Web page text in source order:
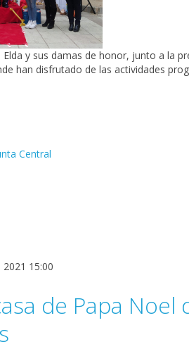
y sus damas de honor, junto a la
han disfrutado de las actividades
Central
15:00
de Papa Noel